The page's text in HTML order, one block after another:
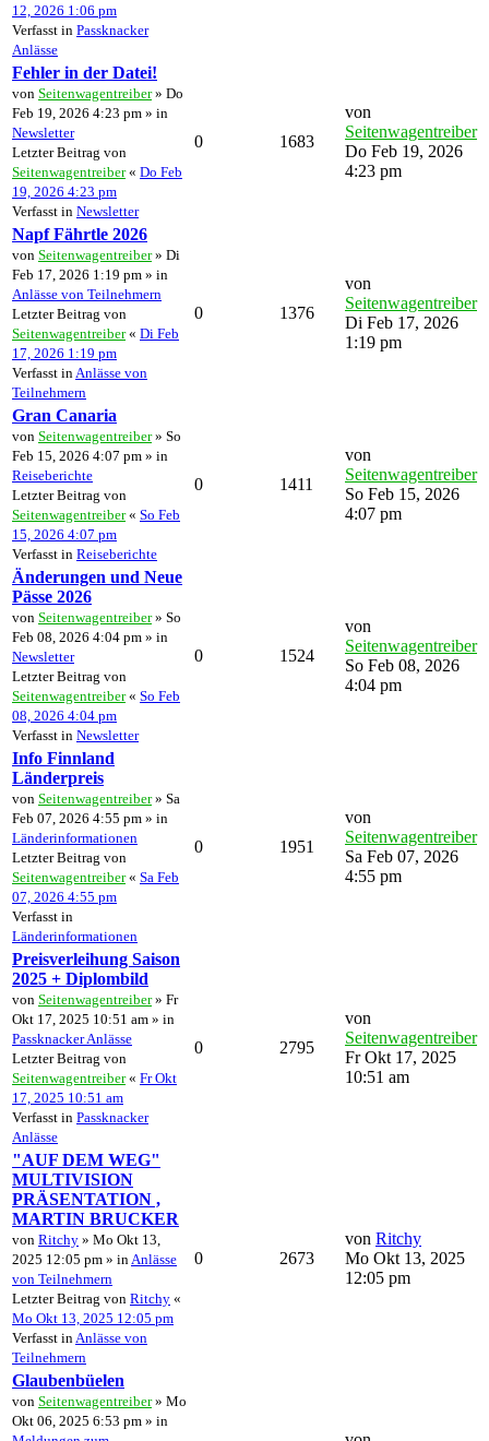
12, 2026 1:06 pm
Verfasst in Passknacker
Anlässe
Fehler in der Datei!
von Seitenwagentreiber» Do
Feb 19, 2026 4:23 pm » in
Newsletter
Letzter Beitrag von
Seitenwagentreiber« Do Feb
19, 2026 4:23 pm
Verfasst in Newsletter
0 1683
von
Seitenwagentreiber
Do Feb 19, 2026
4:23 pm
Napf Fährtle 2026
von Seitenwagentreiber» Di
Feb 17, 2026 1:19 pm » in
Anlässe von Teilnehmern
Letzter Beitrag von
Seitenwagentreiber« Di Feb
17, 2026 1:19 pm
Verfasst in Anlässe von
Teilnehmern
0 1376
von
Seitenwagentreiber
Di Feb 17, 2026
1:19 pm
Gran Canaria
von Seitenwagentreiber» So
Feb 15, 2026 4:07 pm » in
Reiseberichte
Letzter Beitrag von
Seitenwagentreiber« So Feb
15, 2026 4:07 pm
Verfasst in Reiseberichte
0 1411
von
Seitenwagentreiber
So Feb 15, 2026
4:07 pm
Änderungen und Neue
Pässe 2026
von Seitenwagentreiber» So
Feb 08, 2026 4:04 pm » in
Newsletter
Letzter Beitrag von
Seitenwagentreiber« So Feb
08, 2026 4:04 pm
Verfasst in Newsletter
0 1524
von
Seitenwagentreiber
So Feb 08, 2026
4:04 pm
Info Finnland
Länderpreis
von Seitenwagentreiber» Sa
Feb 07, 2026 4:55 pm » in
Länderinformationen
Letzter Beitrag von
Seitenwagentreiber« Sa Feb
07, 2026 4:55 pm
Verfasst in
Länderinformationen
0 1951
von
Seitenwagentreiber
Sa Feb 07, 2026
4:55 pm
Preisverleihung Saison
2025 + Diplombild
von Seitenwagentreiber» Fr
Okt 17, 2025 10:51 am » in
Passknacker Anlässe
Letzter Beitrag von
Seitenwagentreiber« Fr Okt
17, 2025 10:51 am
Verfasst in Passknacker
Anlässe
0 2795
von
Seitenwagentreiber
Fr Okt 17, 2025
10:51 am
"AUF DEM WEG"
MULTIVISION
PRÄSENTATION ,
MARTIN BRUCKER
von Ritchy » Mo Okt 13,
2025 12:05 pm » in Anlässe
von Teilnehmern
Letzter Beitrag von Ritchy «
Mo Okt 13, 2025 12:05 pm
Verfasst in Anlässe von
Teilnehmern
0 2673
von Ritchy
Mo Okt 13, 2025
12:05 pm
Glaubenbüelen
von Seitenwagentreiber» Mo
Okt 06, 2025 6:53 pm » in